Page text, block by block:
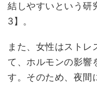
結しやすいという研
3】。
また、女性はストレ
て、ホルモンの影響
す。そのため、夜間